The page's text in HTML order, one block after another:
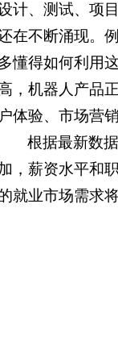
计、测试、项
在不断涌现。
懂得如何利用
，机器人产品
户体验、市场营
根据最新数
，薪资水平和
就业市场需求